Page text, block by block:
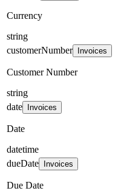
Currency
string
customerNumber
Invoices
Customer Number
string
date
Invoices
Date
datetime
dueDate
Invoices
Due Date